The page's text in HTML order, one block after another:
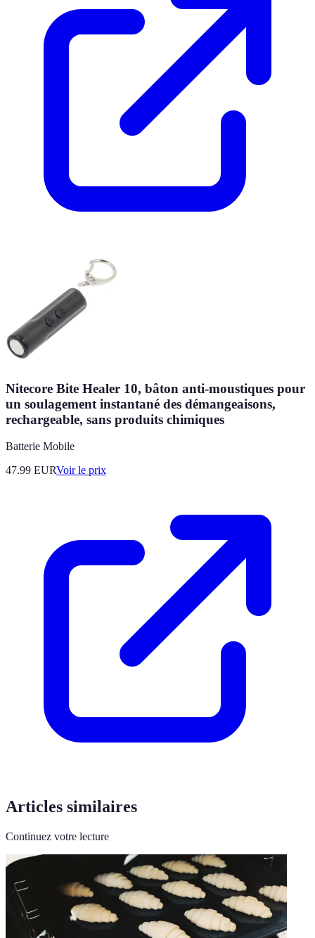
Nitecore Bite Healer 10, bâton anti-moustiques pour
un soulagement instantané des démangeaisons,
rechargeable, sans produits chimiques
Batterie Mobile
47.99 EURVoir le prix
Articles similaires
Continuez votre lecture